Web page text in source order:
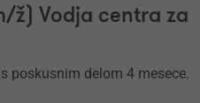
ž) Vodja centra za
poskusnim delom 4 mesece.